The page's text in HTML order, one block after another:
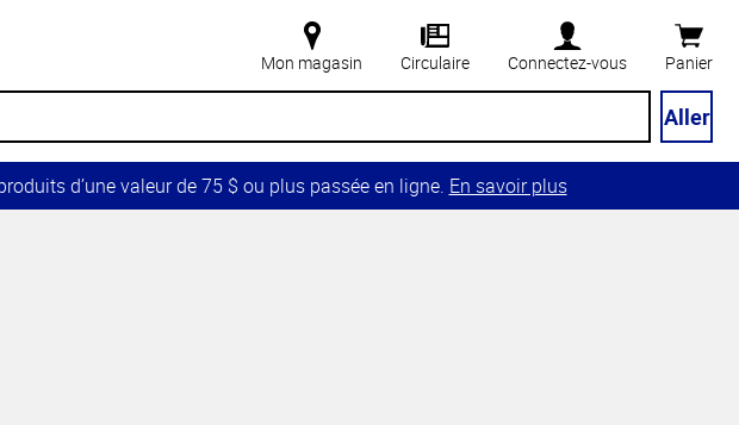
Mon magasin Circulaire Connectez-vous Panier
Aller
d’une valeur de 75 $ ou plus passée en ligne. En savoir plus